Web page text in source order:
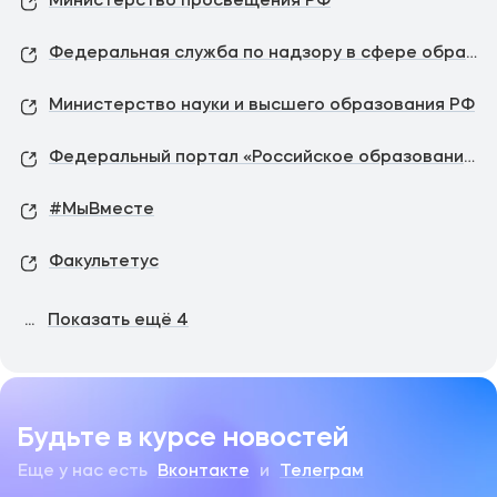
Федеральная служба по надзору в сфере образования и науки
Министерство науки и высшего образования РФ
Федеральный портал «Российское образование»
#МыВместе
Факультетус
... Показать ещё 4
Будьте в курсе новостей
Еще у нас есть Вконтакте и Телеграм